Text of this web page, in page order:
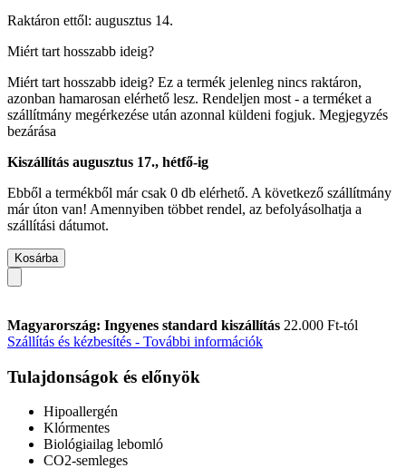
Raktáron ettől: augusztus 14.
Miért tart hosszabb ideig?
Miért tart hosszabb ideig? Ez a termék jelenleg nincs raktáron,
azonban hamarosan elérhető lesz. Rendeljen most - a terméket a
szállítmány megérkezése után azonnal küldeni fogjuk. Megjegyzés
bezárása
Kiszállítás augusztus 17., hétfő-ig
Ebből a termékből már csak 0 db elérhető. A következő szállítmány
már úton van! Amennyiben többet rendel, az befolyásolhatja a
szállítási dátumot.
Kosárba
Magyarország: Ingyenes standard kiszállítás 22.000 Ft-tól
Szállítás és kézbesítés - További információk
Tulajdonságok és előnyök
Hipoallergén
Klórmentes
Biológiailag lebomló
CO2-semleges